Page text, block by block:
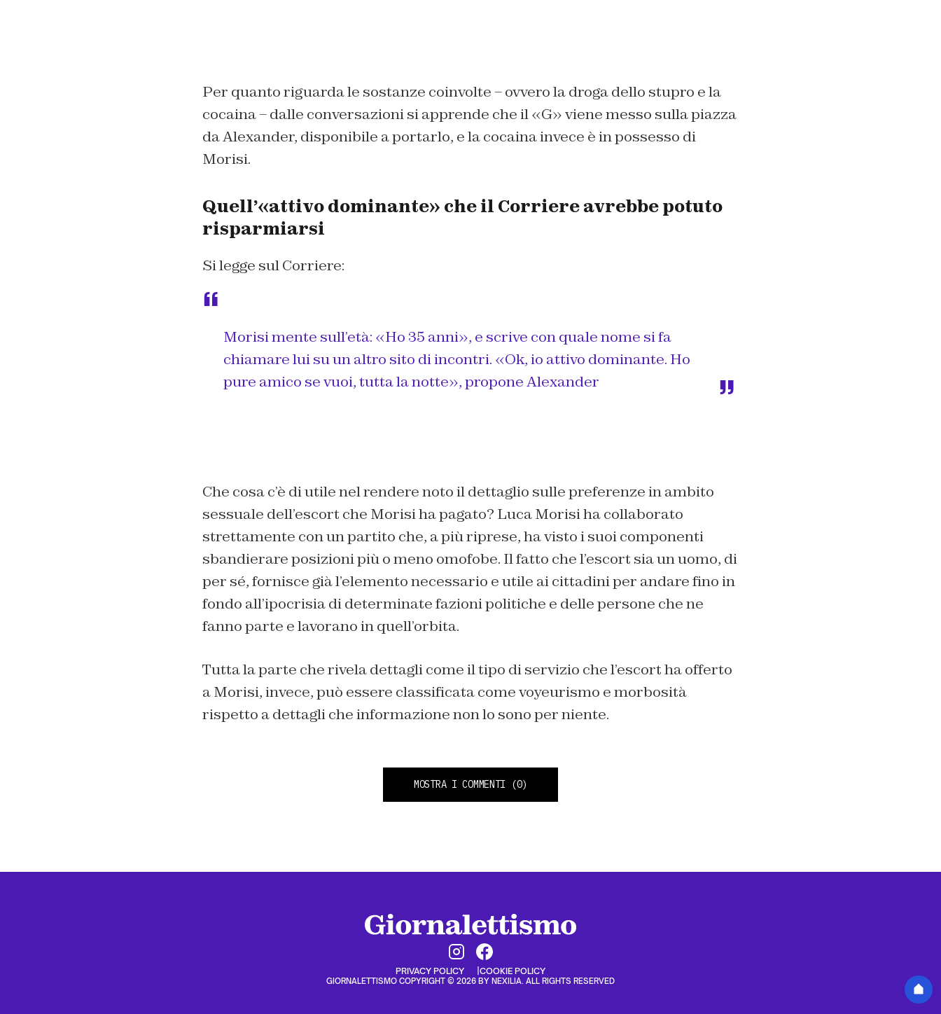
Per quanto riguarda le sostanze coinvolte – ovvero la droga dello stupro e la
cocaina – dalle conversazioni si apprende che il «G» viene messo sulla piazza
da Alexander, disponibile a portarlo, e la cocaina invece è in possesso di
Morisi.
Quell’«attivo dominante» che il Corriere avrebbe potuto
risparmiarsi
Si legge sul Corriere:
Morisi mente sull’età: «Ho 35 anni», e scrive con quale nome si fa
chiamare lui su un altro sito di incontri. «Ok, io attivo dominante. Ho
pure amico se vuoi, tutta la notte», propone Alexander
Che cosa c’è di utile nel rendere noto il dettaglio sulle preferenze in ambito
sessuale dell’escort che Morisi ha pagato? Luca Morisi ha collaborato
strettamente con un partito che, a più riprese, ha visto i suoi componenti
sbandierare posizioni più o meno omofobe. Il fatto che l’escort sia un uomo, di
per sé, fornisce già l’elemento necessario e utile ai cittadini per andare fino in
fondo all’ipocrisia di determinate fazioni politiche e delle persone che ne
fanno parte e lavorano in quell’orbita.
Tutta la parte che rivela dettagli come il tipo di servizio che l’escort ha offerto
a Morisi, invece, può essere classificata come voyeurismo e morbosità
rispetto a dettagli che informazione non lo sono per niente.
MOSTRA I COMMENTI (0)
PRIVACY POLICY COOKIE POLICY
GIORNALETTISMO COPYRIGHT © 2026 BY NEXILIA. ALL RIGHTS RESERVED